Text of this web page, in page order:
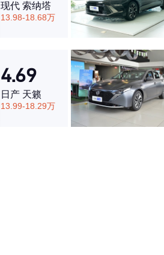
现代 索纳塔
13.98-18.68万
4.69
日产 天籁
13.99-18.29万